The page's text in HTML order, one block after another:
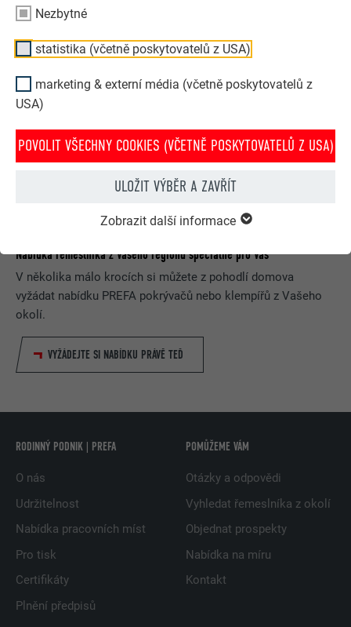
Nezbytné
statistika (včetně poskytovatelů z USA)
marketing & externí média (včetně poskytovatelů z
USA)
POVOLIT VŠECHNY COOKIES (VČETNĚ POSKYTOVATELŮ Z USA)
ULOŽIT VÝBĚR A ZAVŘÍT
Zobrazit další informace
OBJEDNAT ZDARMA
Nabídka řemeslníka z Vašeho regionu speciálně pro Vás
V několika málo krocích si můžete z pohodlí domova
vyžádat nabídku PREFA pokrývačů nebo klempířů z Vašeho
okolí.
VYŽÁDEJTE SI NABÍDKU PRÁVĚ TEĎ
RODINNÝ PODNIK | PREFA
O nás
Udržitelnost
Nabídka pracovních míst
Pro tisk
Certifikáty
Plnění předpisů
POMŮŽEME VÁM
Otázky a odpovědi
Vyhledat řemeslníka z okolí
Objednat prospekty
Nabídka na míru
Kontakt